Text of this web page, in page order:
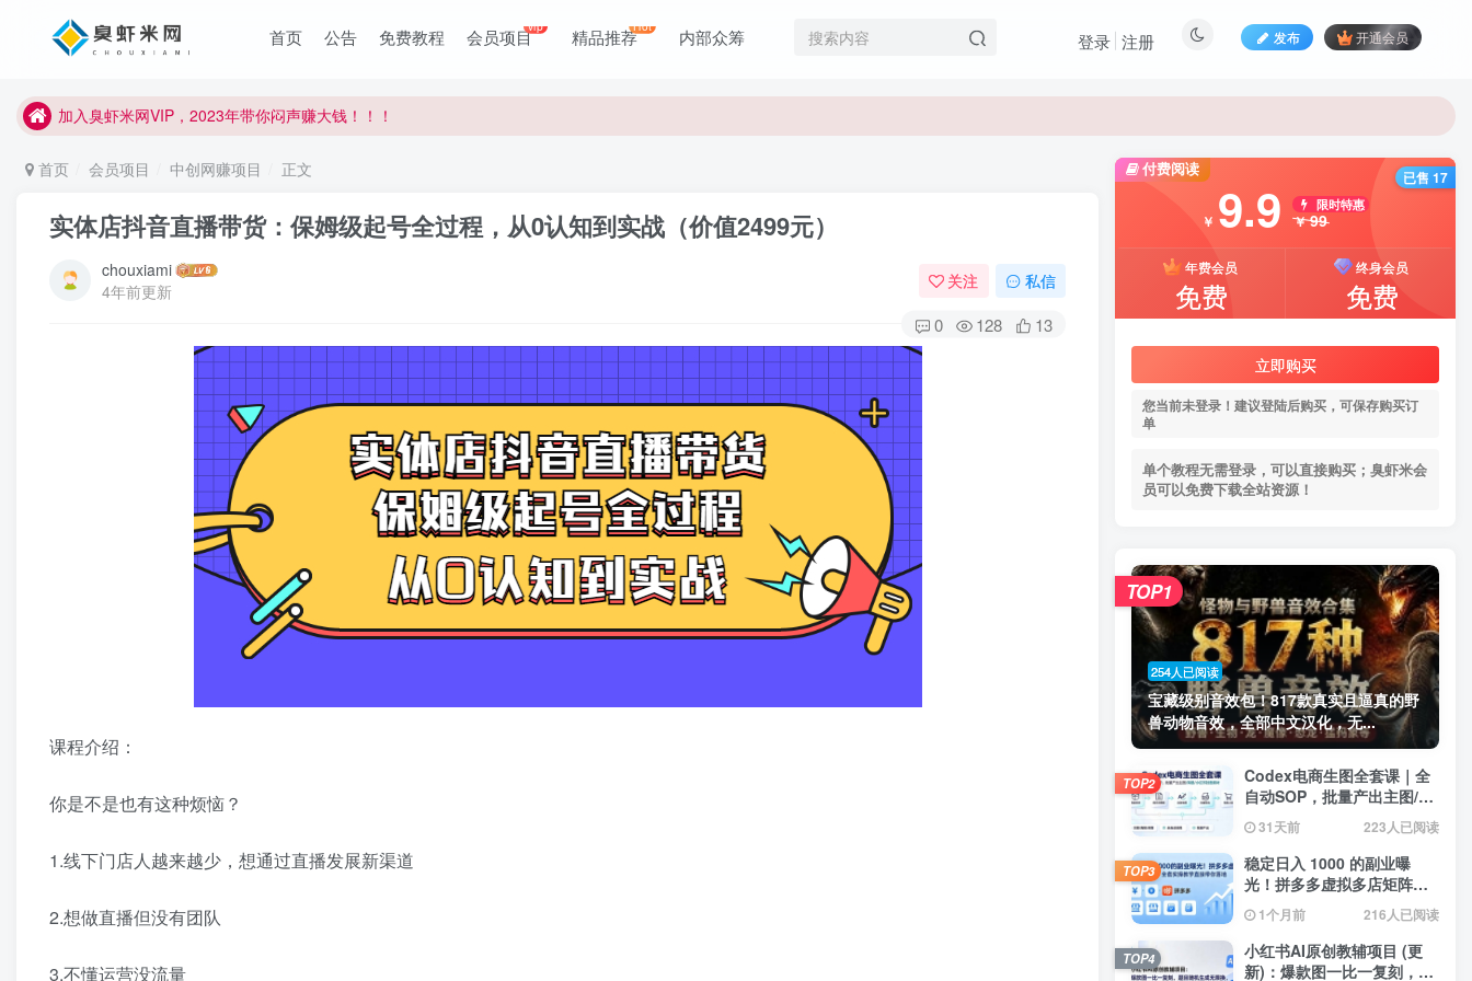
首页 公告 免费教程 会员项目vip 精品推荐Hot 内部众筹 发布 开通会员
登录 注册
加入臭虾米网VIP，2023年带你闷声赚大钱！！！
加入臭虾米网VIP，2023年带你闷声赚大钱！！！
首页 会员项目 中创网赚项目 正文
实体店抖音直播带货：保姆级起号全过程，从0认知到实战（价值2499元）
chouxiami
4年前更新
关注 私信
0 128 13
课程介绍：
你是不是也有这种烦恼？
1.线下门店人越来越少，想通过直播发展新渠道
2.想做直播但没有团队
3.不懂运营没流量
付费阅读
￥ 9.9 限时特惠
￥99
年费会员
免费
终身会员
免费
立即购买
您当前未登录！建议登陆后购买，可保存购买订
单
单个教程无需登录，可以直接购买；臭虾米会
员可以免费下载全站资源！
已售 17
254人已阅读
宝藏级别音效包！817款真实且逼真的野
兽动物音效，全部中文汉化，无...
TOP1
Codex电商生图全套课｜全
自动SOP，批量产出主图/海
报/小红书封面素材
31天前 223人已阅读
TOP2
稳定日入 1000 的副业曝
光！拼多多虚拟多店矩阵，
全套实操教学直接带你落地
1个月前 216人已阅读
TOP3
小红书AI原创教辅项目 (更
新)：爆款图一比一复刻，题
TOP4